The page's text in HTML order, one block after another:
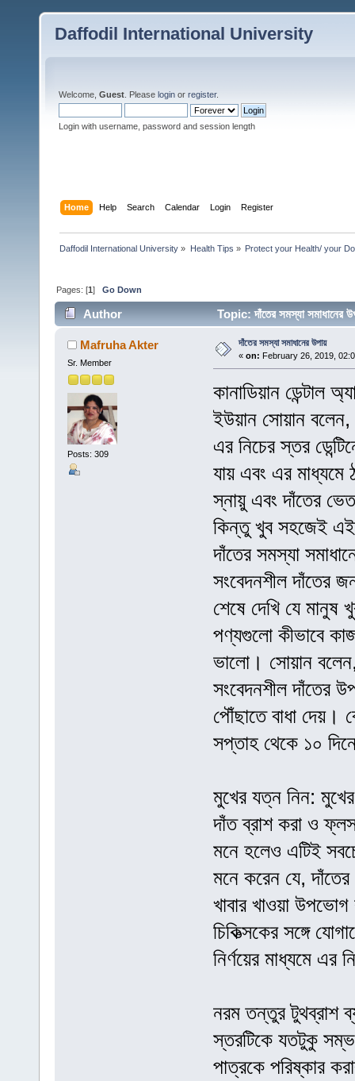
Daffodil International University
Welcome, Guest . Please login or register.
Login with username, password and session length
Home Help Search Calendar Login Register
Daffodil International University » Health Tips » Protect your Health/ your
Pages: [1]Go Down
Author Topic: দাঁতের সমস্যা
Mafruha Akter
Sr. Member
Posts: 309
দাঁতের সমস্যা সমাধানের উপায়
« on: February 26, 2019,
কানাডিয়ান ডেন্টাল
ইউয়ান সোয়ান
এর নিচের স্তর
যায় এবং এর মাধ্যমে
স্নায়ু এবং দাঁতের
কিন্তু খুব সহজেই এই
দাঁতের সমস্যা
সংবেদনশীল দাঁতের
শেষে দেখি যে
পণ্যগুলো কীভাবে
ভালো। সোয়ান বলেন,
সংবেদনশীল দাঁতের
পৌঁছাতে বাধা দেয়।
সপ্তাহ থেকে ১০
মুখের যত্ন নিন:
দাঁত ব্রাশ করা ও ফ্লস
মনে হলেও এটিই
মনে করেন যে,
খাবার খাওয়া
চিকিত্সকের সঙ্গে
নির্ণয়ের মাধ্যমে এর
নরম তন্তুর টুথব্রাশ
স্তরটিকে যতটুকু
পাত্রকে পরিষ্কার